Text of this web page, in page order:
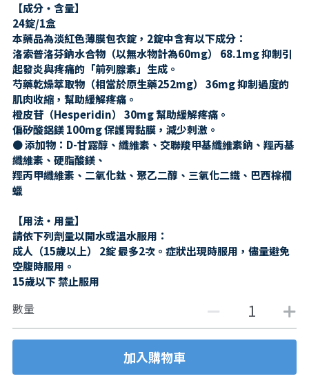
【成分・含量】
24錠/1盒
本藥品為淡紅色薄膜包衣錠，2錠中含有以下成分：
洛索普洛芬鈉水合物（以無水物計為60mg） 68.1mg 抑制引
起發炎與疼痛的「前列腺素」生成。
芍藥乾燥萃取物（相當於原生藥252mg） 36mg 抑制過度的
肌肉收縮，幫助緩解疼痛。
橙皮苷（Hesperidin） 30mg 幫助緩解疼痛。
偏矽酸鋁鎂 100mg 保護胃黏膜，減少刺激。
● 添加物：D-甘露醇、纖維素、交聯羧甲基纖維素鈉、羥丙基
纖維素、硬脂酸鎂、
羥丙甲纖維素、二氧化鈦、聚乙二醇、三氧化二鐵、巴西棕櫚
蠟
【用法・用量】
請依下列劑量以開水或溫水服用：
成人（15歲以上） 2錠 最多2次。症狀出現時服用，儘量避免
空腹時服用。
15歲以下 禁止服用
數量
加入購物車